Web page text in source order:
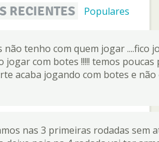
RECIENTES Populares
não tenho com quem jogar
jogar com botes !!!!! temos
acaba jogando com botes e
nas 3 primeiras rodadas